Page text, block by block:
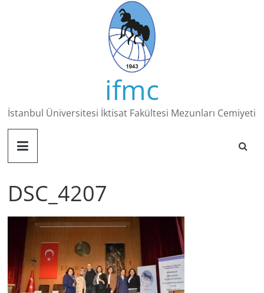
ifmc
İstanbul Üniversitesi İktisat Fakültesi Mezunları Cemiyeti
DSC_4207